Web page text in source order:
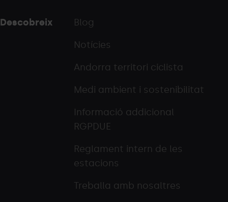
Descobreix
Blog
Notícies
Andorra territori ciclista
Medi ambient i sostenibilitat
Informació addicional
RGPDUE
Reglament intern de les
estacions
Treballa amb nosaltres